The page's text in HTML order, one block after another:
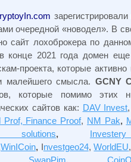
очередной «новодел». В
сайт лохоброкера по
конце 2021 года домен
проекта, которые
малейшего смысла. GCNY
которые помимо этих
сайтов как: DAV Invest,
Prof, Finance Proof, NM Pak,
solutions,
WinICoin, Investgeo24, WorldEU
SwapPim,